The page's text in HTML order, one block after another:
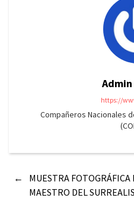
Admin
https://
Compañeros Nacionales
←
MUESTRA
MAESTRO DEL